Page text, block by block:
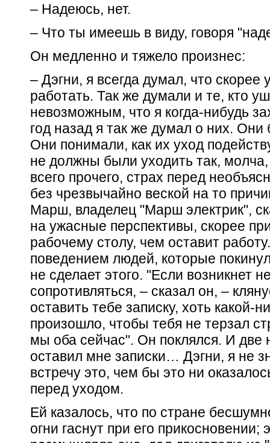
– Надеюсь, нет.
– Что ты имеешь в виду, говоря
Он медленно и тяжело произнес:
– Дэгни, я всегда думал, что скорее
работать. Так же думали и те, кто
невозможным, что я когда-нибудь
год назад я так же думал о них.
Они понимали, как их уход
не должны были уходить так,
всего прочего, страх перед
без чрезвычайно веской на то
Марш, владелец "Марш электрик",
на ужасные перспективы, скорее
рабочему столу, чем оставит
поведением людей, которые
не сделает этого. "Если возникнет
сопротивляться, – сказал он, –
оставить тебе записку, хоть какой-
произошло, чтобы тебя не терзал
мы оба сейчас". Он поклялся. И две
оставил мне записки… Дэгни, я не
встречу это, чем бы это ни
перед уходом.
Ей казалось, что по стране
огни гаснут при его прикосновении;